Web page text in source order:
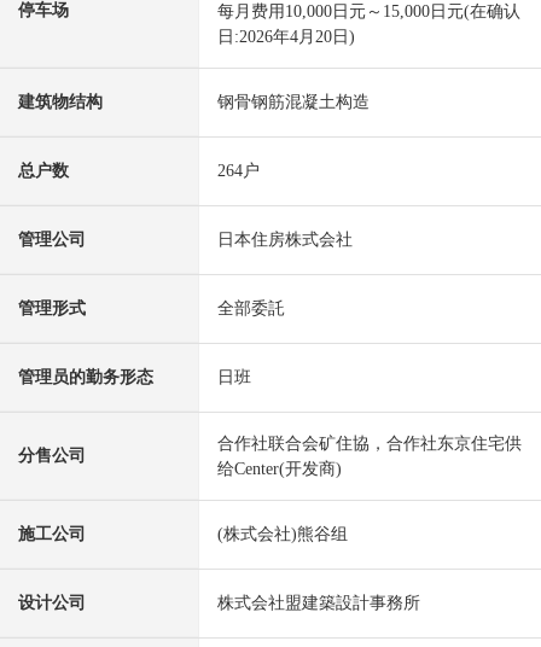
停车场
每月费用10,000日元～15,000日元(在确认
日:2026年4月20日)
建筑物结构 钢骨钢筋混凝土构造
总户数 264户
管理公司 日本住房株式会社
管理形式 全部委託
管理员的勤务形态 日班
分售公司
合作社联合会矿住協，合作社东京住宅供
给Center(开发商)
施工公司 (株式会社)熊谷组
设计公司 株式会社盟建築設計事務所